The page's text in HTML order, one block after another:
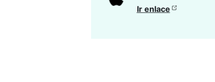
Ir enlace